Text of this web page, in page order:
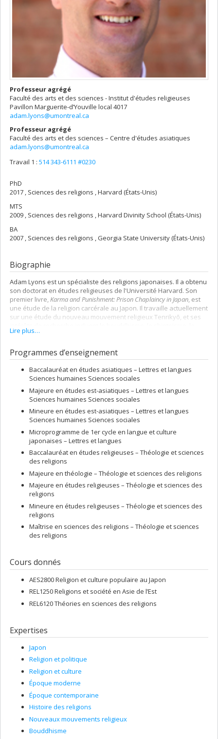
Professeur agrégé
Faculté des arts et des sciences - Institut d'études religieuses
Pavillon Marguerite-d’Youville local 4017
adam.lyons@umontreal.ca
Professeur agrégé
Faculté des arts et des sciences – Centre d'études asiatiques
adam.lyons@umontreal.ca
Travail 1 : 514 343-6111 #0230
PhD
2017 , Sciences des religions , Harvard (États-Unis)
MTS
2009 , Sciences des religions , Harvard Divinity School (États-Unis)
BA
2007 , Sciences des religions , Georgia State University (États-Unis)
Biographie
Adam Lyons est un spécialiste des religions japonaises. Il a obtenu
son doctorat en études religieuses de l'Université Harvard. Son
premier livre,Karma and Punishment: Prison Chaplaincy in Japan, est
une étude de la religion carcérale au Japon. Il travaille actuellement
sur une étude du nouveau mouvement religieux Tenrikyō, et ses
christianisme japonais et les nouveaux mouvements religieux.
Lire plus…
Programmes d’enseignement
Baccalauréat en études asiatiques – Lettres et langues
Sciences humaines Sciences sociales
Majeure en études est-asiatiques – Lettres et langues
Sciences humaines Sciences sociales
Mineure en études est-asiatiques – Lettres et langues
Sciences humaines Sciences sociales
Microprogramme de 1er cycle en langue et culture
japonaises – Lettres et langues
Baccalauréat en études religieuses – Théologie et sciences
des religions
Majeure en théologie – Théologie et sciences des religions
Majeure en études religieuses – Théologie et sciences des
religions
Mineure en études religieuses – Théologie et sciences des
religions
Maîtrise en sciences des religions – Théologie et sciences
des religions
Cours donnés
AES2800 Religion et culture populaire au Japon
REL1250 Religions et société en Asie de l’Est
REL6120 Théories en sciences des religions
Expertises
Japon
Religion et politique
Religion et culture
Époque moderne
Époque contemporaine
Histoire des religions
Nouveaux mouvements religieux
Bouddhisme